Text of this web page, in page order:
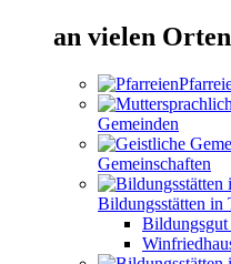
an vielen Orten
Gemeinden
Gemeinschaften
Bildungsstätten in
Bildungsgut